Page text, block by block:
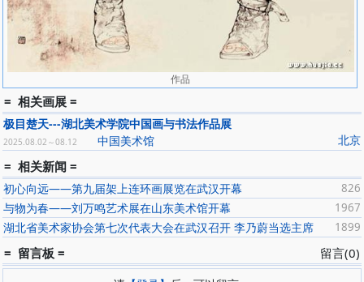
作品
= 相关画展 =
极目楚天---湖北美术学院中国画与书法作品展
北京
2025.08.02～08.12 中国美术馆
= 相关新闻 =
826
初心向远——第九届架上连环画展览在武汉开幕
1967
与物为春——刘万鸣艺术展在山东美术馆开幕
1899
湖北省美术家协会第七次代表大会在武汉召开 李乃蔚当选主席
留言(0)
= 留言板 =